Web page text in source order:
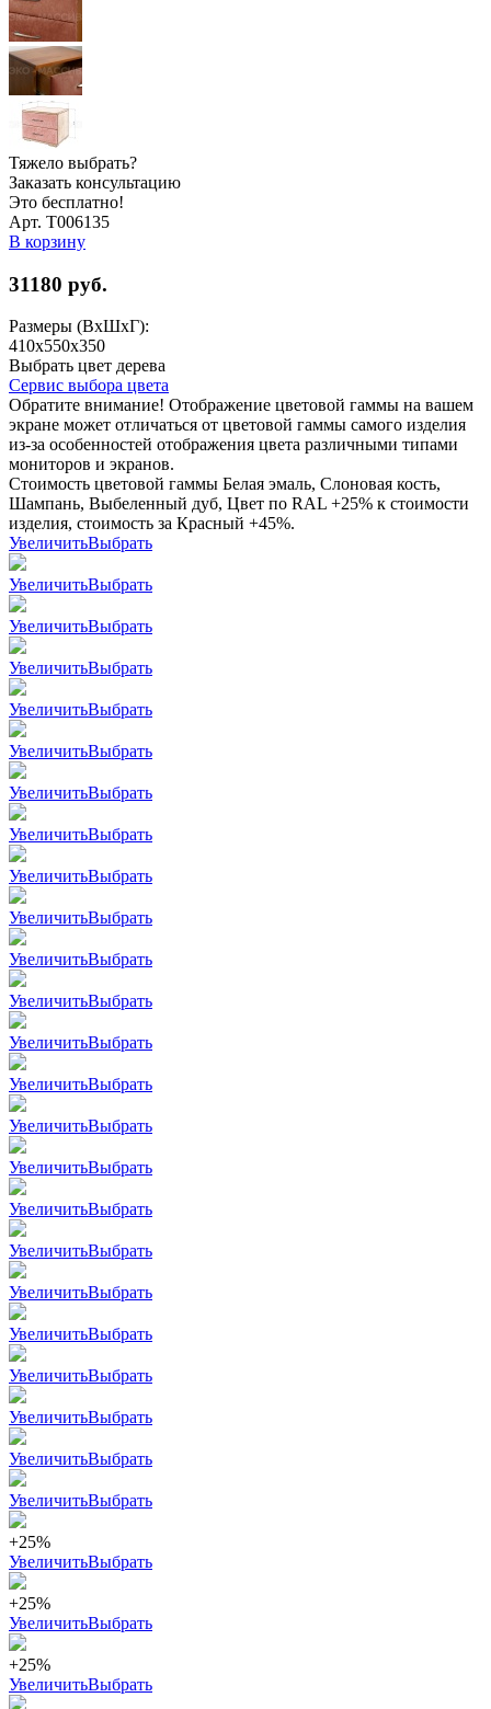
Тяжело выбрать?
Заказать консультацию
Это бесплатно!
Арт. Т006135
В корзину
31180 руб.
Размеры (ВхШхГ):
410x550x350
Выбрать цвет дерева
Сервис выбора цвета
Обратите внимание! Отображение цветовой гаммы на вашем
экране может отличаться от цветовой гаммы самого изделия
из-за особенностей отображения цвета различными типами
мониторов и экранов.
Стоимость цветовой гаммы Белая эмаль, Слоновая кость,
Шампань, Выбеленный дуб, Цвет по RAL +25% к стоимости
изделия, стоимость за Красный +45%.
УвеличитьВыбрать
УвеличитьВыбрать
УвеличитьВыбрать
УвеличитьВыбрать
УвеличитьВыбрать
УвеличитьВыбрать
УвеличитьВыбрать
УвеличитьВыбрать
УвеличитьВыбрать
УвеличитьВыбрать
УвеличитьВыбрать
УвеличитьВыбрать
УвеличитьВыбрать
УвеличитьВыбрать
УвеличитьВыбрать
УвеличитьВыбрать
УвеличитьВыбрать
УвеличитьВыбрать
УвеличитьВыбрать
УвеличитьВыбрать
УвеличитьВыбрать
УвеличитьВыбрать
УвеличитьВыбрать
УвеличитьВыбрать
+25%
УвеличитьВыбрать
+25%
УвеличитьВыбрать
+25%
УвеличитьВыбрать